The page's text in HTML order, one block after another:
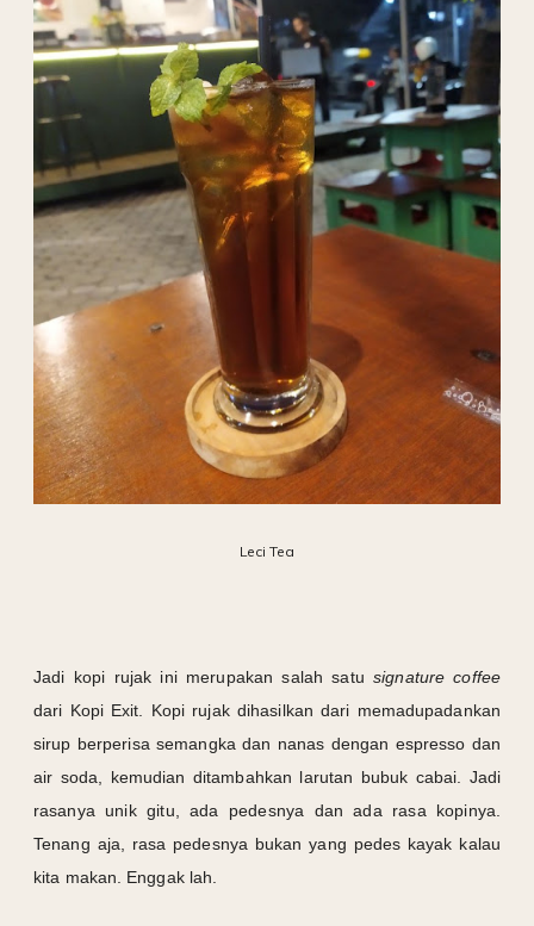
Leci Tea
Jadi kopi rujak ini merupakan salah satusignature coffee
dari Kopi Exit. Kopi rujak dihasilkan dari memadupadankan
sirup berperisa semangka dan nanas dengan espresso dan
air soda, kemudian ditambahkan larutan bubuk cabai. Jadi
rasanya unik gitu, ada pedesnya dan ada rasa kopinya.
Tenang aja, rasa pedesnya bukan yang pedes kayak kalau
kita makan. Enggak lah.